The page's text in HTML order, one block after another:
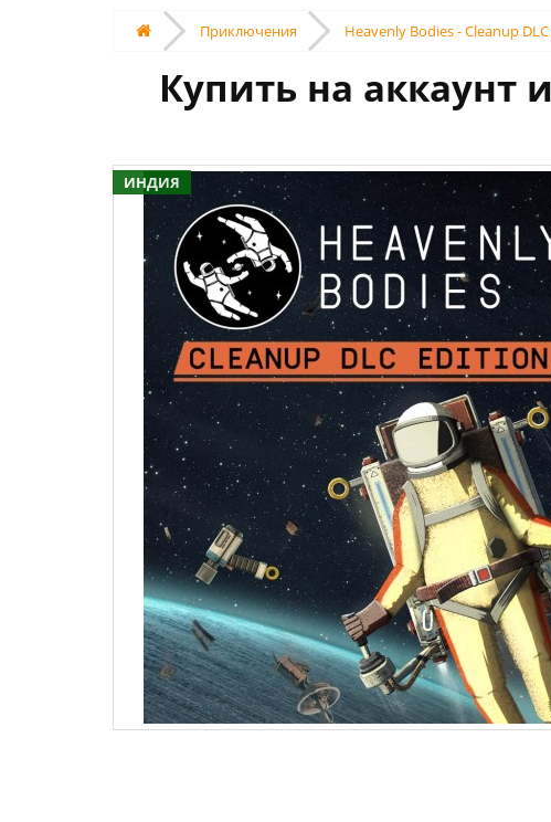
Приключения Heavenly Bodies - Cleanup
Купить на аккаунт
ИНДИЯ